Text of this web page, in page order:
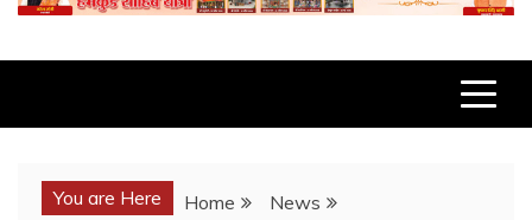
You are Here Home
News